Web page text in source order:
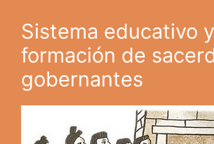
Sistema educativo y
formación de
gobernantes